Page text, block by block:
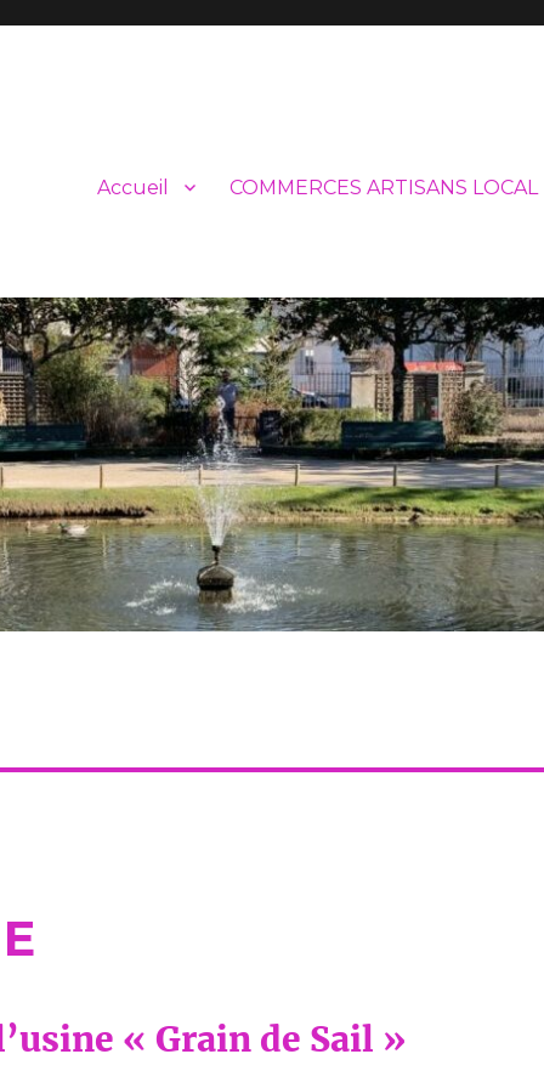
Accueil COMMERCES ARTISANS LOCAL
« Grain de Sail »